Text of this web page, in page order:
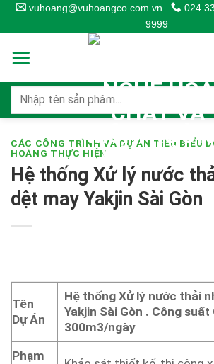
Skip
to
content
vuhoang@vuhoangco.com.vn 024
9999
CÁC CÔNG TRÌNH VÀ DỰ ÁN TIÊU BIỂU
HOÀNG THỰC HIỆN
Hệ thống Xử lý nước
dệt may Yakjin Sài Gòn
Tên
Dự Án
Hệ thống Xử lý nước thải
Yakjin Sài Gòn . Công suất
300m3/ngày
Phạm